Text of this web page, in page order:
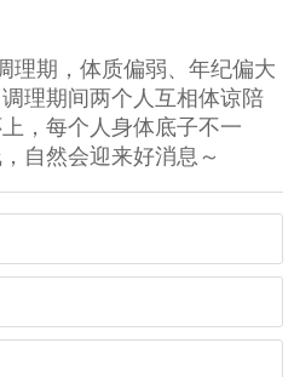
理期，体质偏弱、年纪偏大
理期间两个人互相体谅陪
，每个人身体底子不一
自然会迎来好消息～